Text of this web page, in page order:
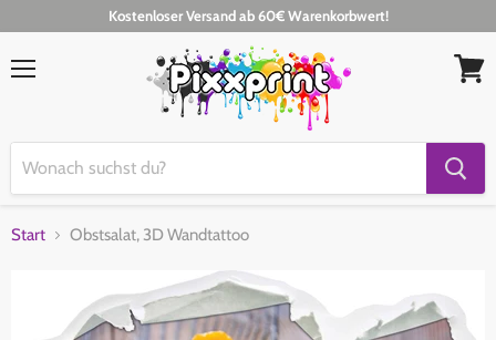
Kostenloser Versand ab 60€ Warenkorbwert!
Start Obstsalat, 3D Wandtattoo